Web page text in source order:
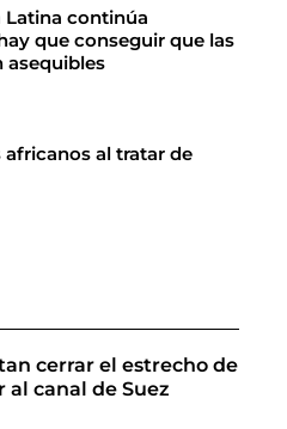
Latina continúa
que conseguir que las
asequibles
africanos al tratar de
cerrar el estrecho de
al canal de Suez